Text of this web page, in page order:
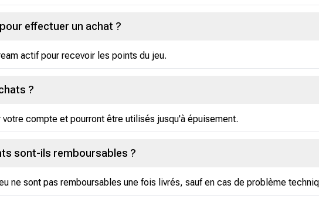
effectuer un achat ?
actif pour recevoir les points du jeu.
?
compte et pourront être utilisés jusqu'à épuisement.
sont-ils remboursables ?
ne sont pas remboursables une fois livrés, sauf en cas de problème